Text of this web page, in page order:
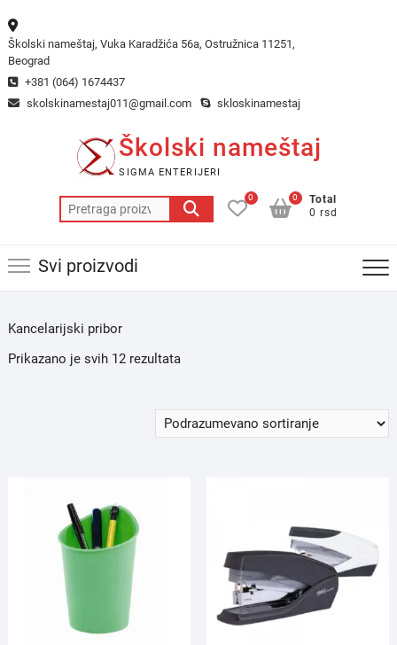
to
content
Školski nameštaj, Vuka Karadžića 56a, Ostružnica 11251,
Beograd
+381 (064) 1674437
skolskinamestaj011@gmail.com
skloskinamestaj
Školski nameštaj
SIGMA ENTERIJERI
Pretraga
za:
0
Total
0 rsd
0
Svi proizvodi
Kancelarijski pribor
Prikazano je svih 12 rezultata